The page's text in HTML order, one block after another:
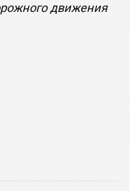
движения